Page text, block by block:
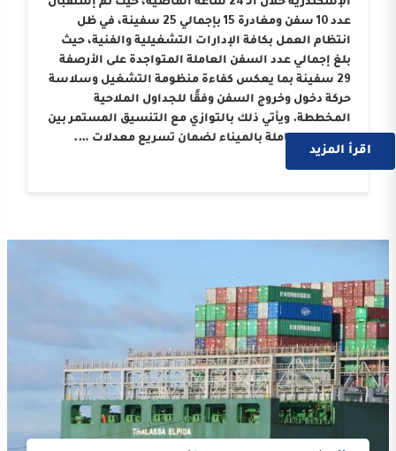
الإسكندرية خلال الـ 24 ساعة الماضية، حيث تم إستقبال
عدد 10 سفن ومغادرة 15 بإجمالي 25 سفينة، في ظل
انتظام العمل بكافة الإدارات التشغيلية والفنية، حيث
بلغ إجمالي عدد السفن العاملة المتواجدة على الأرصفة
29 سفينة بما يعكس كفاءة منظومة التشغيل وسلاسة
حركة دخول وخروج السفن وفقًا للجداول الملاحية
المخططة. ويأتي ذلك بالتوازي مع التنسيق المستمر بين
الجهات العاملة بالميناء لضمان تسريع معدلات ….
اقرأ المزيد